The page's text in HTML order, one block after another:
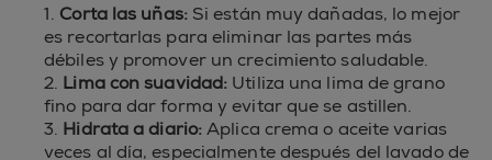
1. Corta las uñas:Si están muy dañadas, lo mejor
es recortarlas para eliminar las partes más
débiles y promover un crecimiento saludable.
2. Lima con suavidad: Utiliza una lima de grano
fino para dar forma y evitar que se astillen.
3. Hidrata a diario:Aplica crema o aceite varias
veces al día, especialmente después del lavado de